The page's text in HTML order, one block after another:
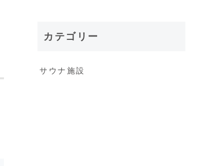
カテゴリー
サウナ施設